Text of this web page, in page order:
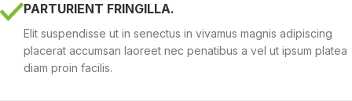
PARTURIENT FRINGILLA.
Elit suspendisse ut in senectus in vivamus magnis adipiscing
placerat accumsan laoreet nec penatibus a vel ut ipsum platea
diam proin facilis.